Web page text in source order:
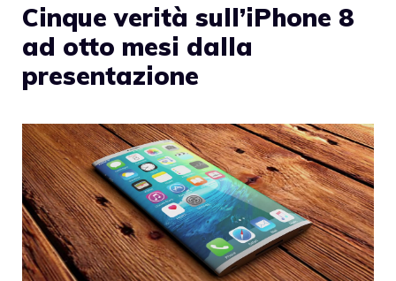
Cinque verità sull’iPhone 8
ad otto mesi dalla
presentazione